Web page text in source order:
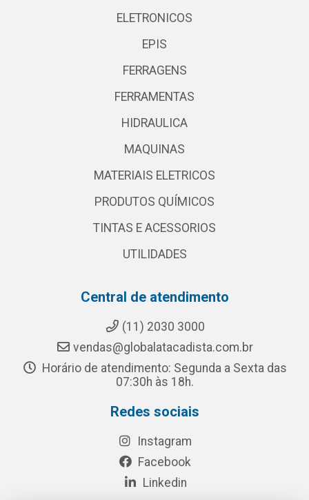
ELETRONICOS
EPIS
FERRAGENS
FERRAMENTAS
HIDRAULICA
MAQUINAS
MATERIAIS ELETRICOS
PRODUTOS QUÍMICOS
TINTAS E ACESSORIOS
UTILIDADES
Central de atendimento
(11) 2030 3000
vendas@globalatacadista.com.br
Horário de atendimento: Segunda a Sexta das
07:30h às 18h.
Redes sociais
Instagram
Facebook
Linkedin